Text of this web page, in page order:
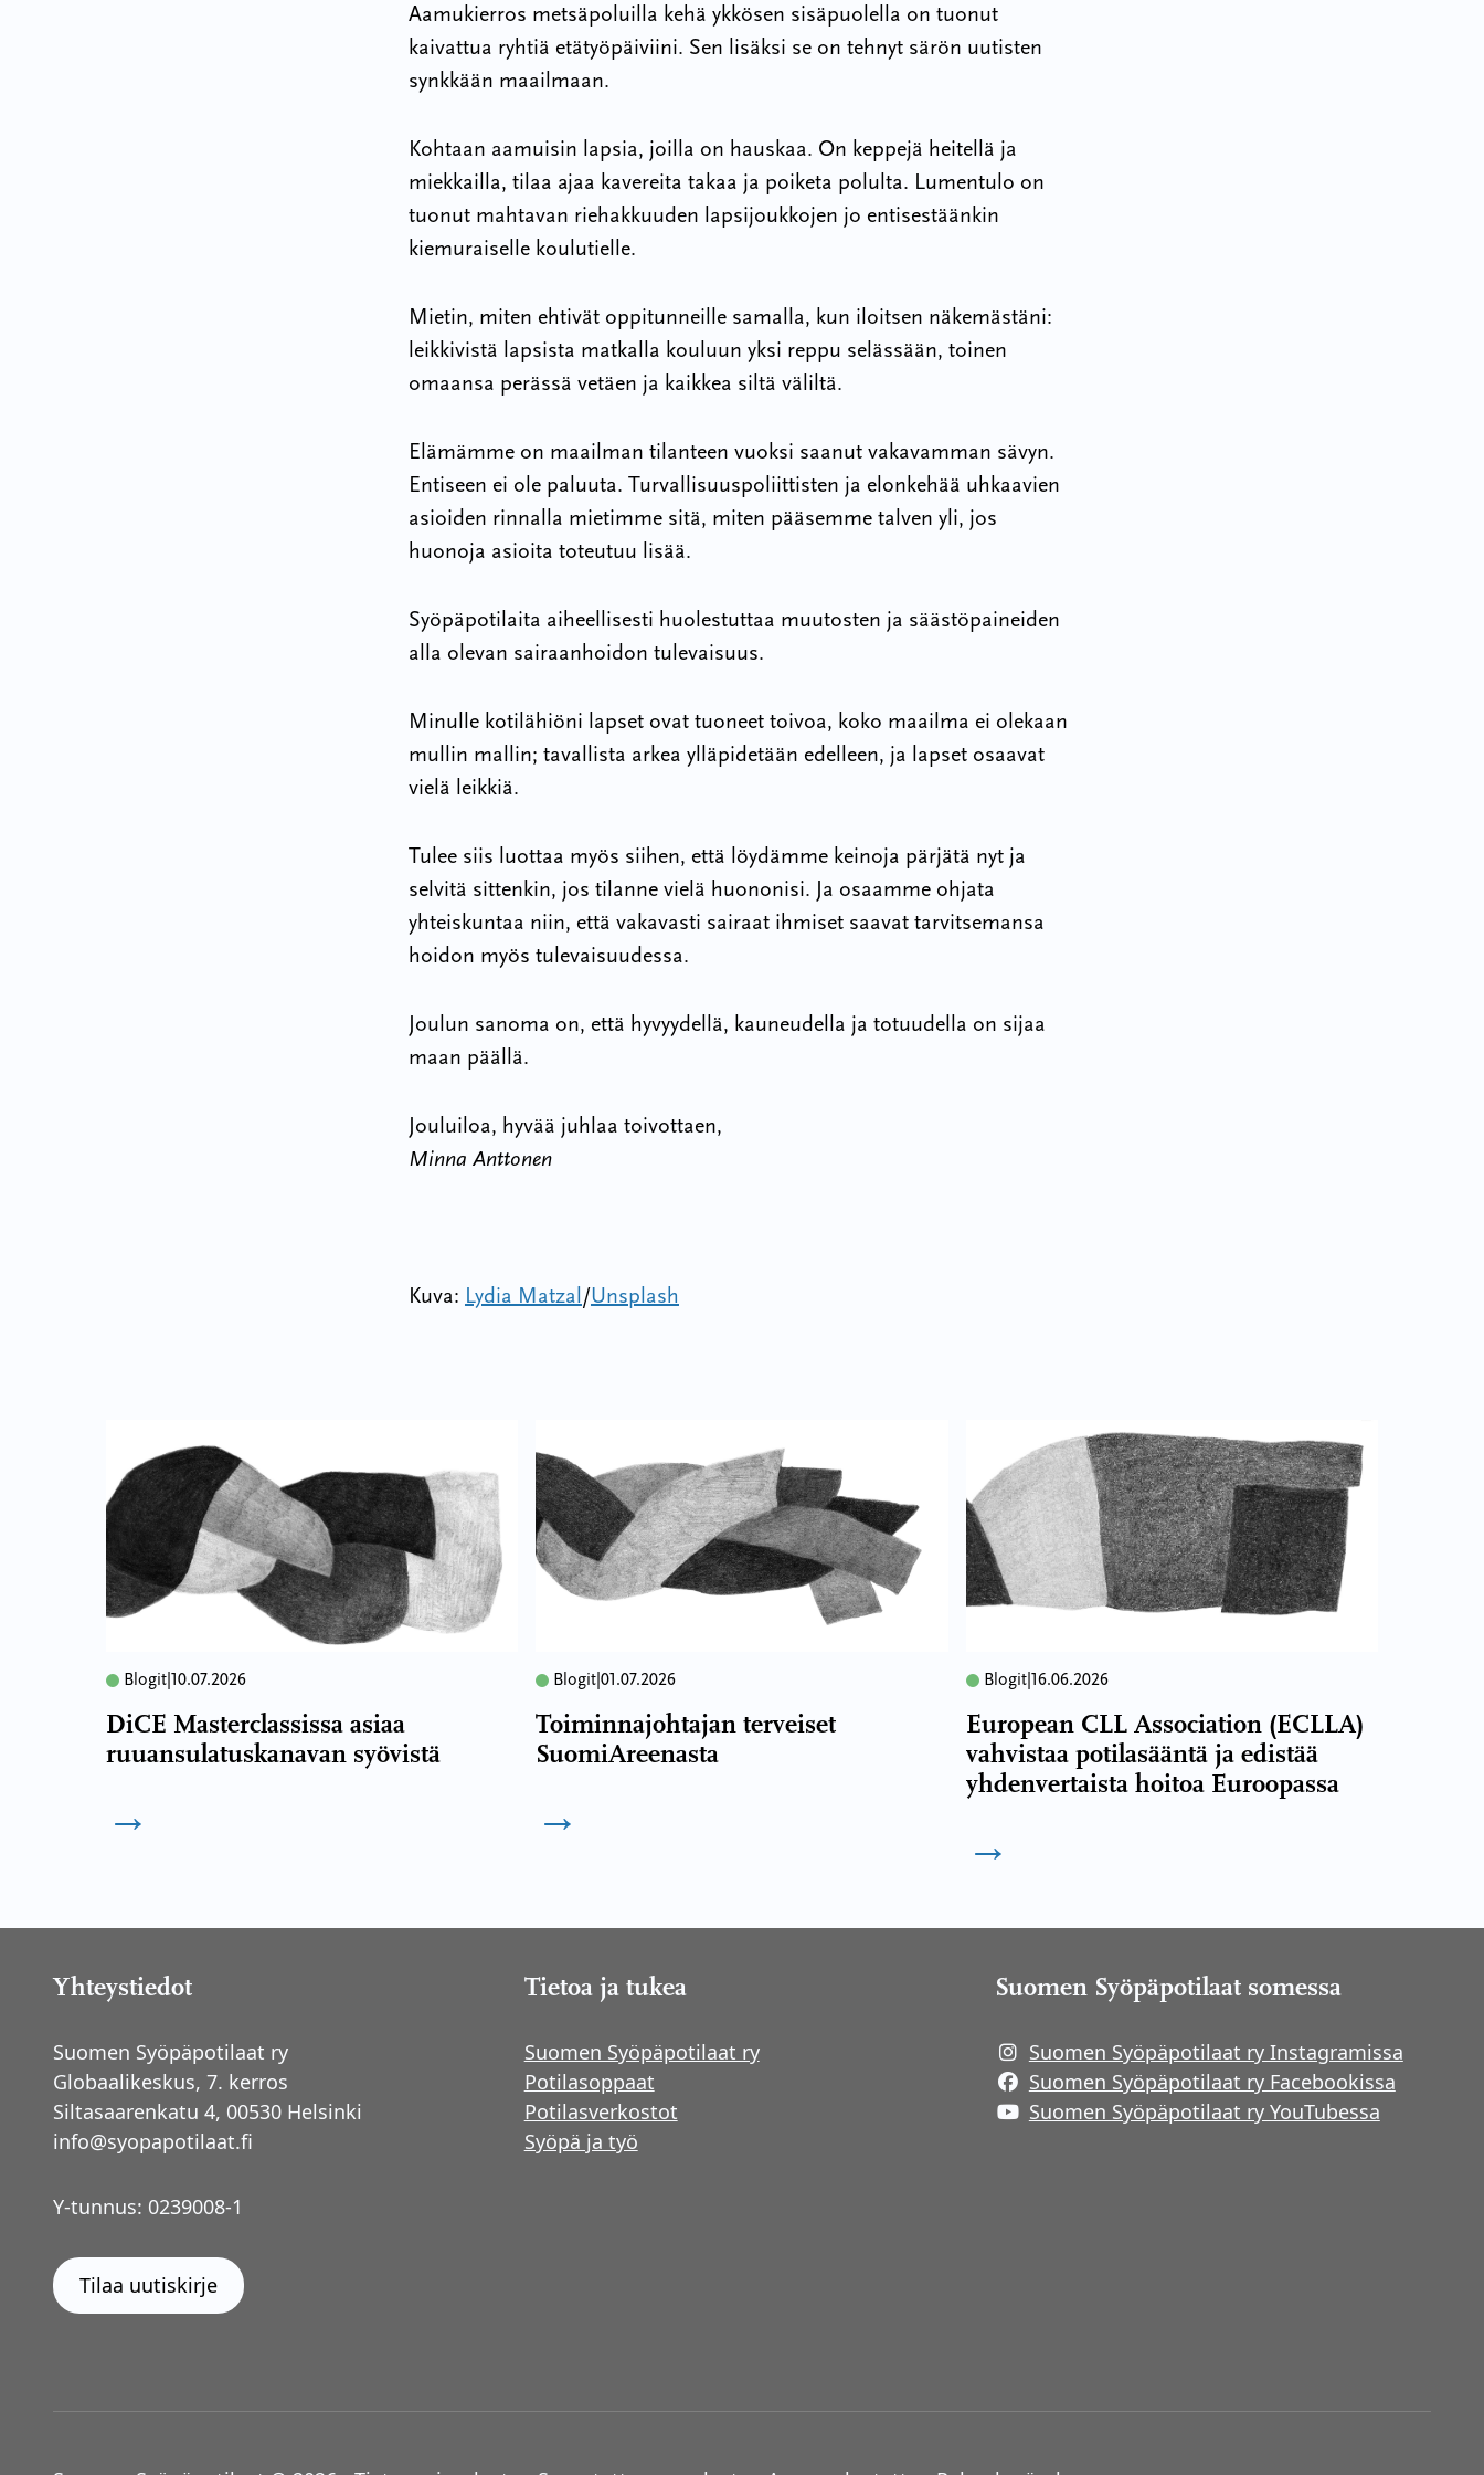
Aamukierros metsäpoluilla kehä ykkösen sisäpuolella on tuonut
kaivattua ryhtiä etätyöpäiviini. Sen lisäksi se on tehnyt särön uutisten
synkkään maailmaan.
Kohtaan aamuisin lapsia, joilla on hauskaa. On keppejä heitellä ja
miekkailla, tilaa ajaa kavereita takaa ja poiketa polulta. Lumentulo on
tuonut mahtavan riehakkuuden lapsijoukkojen jo entisestäänkin
kiemuraiselle koulutielle.
Mietin, miten ehtivät oppitunneille samalla, kun iloitsen näkemästäni:
leikkivistä lapsista matkalla kouluun yksi reppu selässään, toinen
omaansa perässä vetäen ja kaikkea siltä väliltä.
Elämämme on maailman tilanteen vuoksi saanut vakavamman sävyn.
Entiseen ei ole paluuta. Turvallisuuspoliittisten ja elonkehää uhkaavien
asioiden rinnalla mietimme sitä, miten pääsemme talven yli, jos
huonoja asioita toteutuu lisää.
Syöpäpotilaita aiheellisesti huolestuttaa muutosten ja säästöpaineiden
alla olevan sairaanhoidon tulevaisuus.
Minulle kotilähiöni lapset ovat tuoneet toivoa, koko maailma ei olekaan
mullin mallin; tavallista arkea ylläpidetään edelleen, ja lapset osaavat
vielä leikkiä.
Tulee siis luottaa myös siihen, että löydämme keinoja pärjätä nyt ja
selvitä sittenkin, jos tilanne vielä huononisi. Ja osaamme ohjata
yhteiskuntaa niin, että vakavasti sairaat ihmiset saavat tarvitsemansa
hoidon myös tulevaisuudessa.
Joulun sanoma on, että hyvyydellä, kauneudella ja totuudella on sijaa
maan päällä.
Jouluiloa, hyvää juhlaa toivottaen,
Minna Anttonen
Kuva: Lydia Matzal /Unsplash
Blogit 10.07.2026
DiCE Masterclassissa asiaa
ruuansulatuskanavan syövistä
→
Blogit |01.07.2026
Toiminnajohtajan terveiset
SuomiAreenasta
→
Blogit| 16.06.2026
European CLL Association (ECLLA)
vahvistaa potilasääntä ja edistää
yhdenvertaista hoitoa Euroopassa
→
Yhteystiedot
Suomen Syöpäpotilaat ry
Globaalikeskus, 7. kerros
Siltasaarenkatu 4, 00530 Helsinki
info@syopapotilaat.fi
Y-tunnus: 0239008-1
Tilaa uutiskirje
Tietoa ja tukea
Suomen Syöpäpotilaat ry
Potilasoppaat
Potilasverkostot
Syöpä ja työ
Suomen Syöpäpotilaat somessa
Suomen Syöpäpotilaat ry Instagramissa
Suomen Syöpäpotilaat ry Facebookissa
Suomen Syöpäpotilaat ry YouTubessa